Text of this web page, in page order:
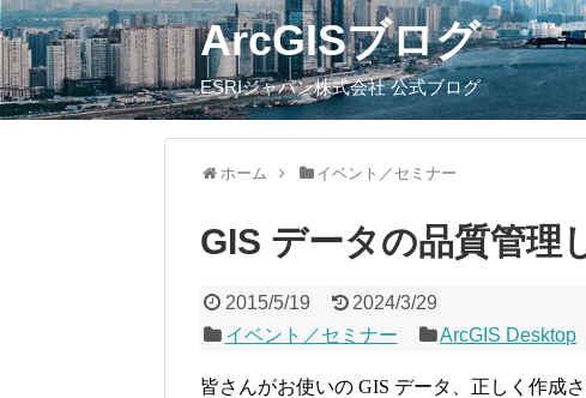
ArcGISブログ
ESRIジャパン株式会社 公式ブログ
ホーム イベント／セミナー
GIS データの品質管理
2015/5/19
2024/3/29
イベント／セミナー
ArcGIS Desktop
皆さんがお使いの GIS データ、正しく作成